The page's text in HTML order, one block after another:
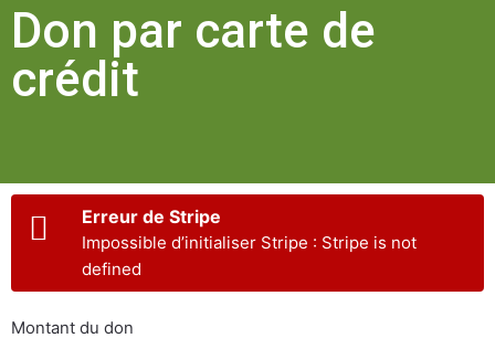
Don par carte de
crédit
Erreur de Stripe
Impossible d’initialiser Stripe : Stripe is not
defined
Montant du don